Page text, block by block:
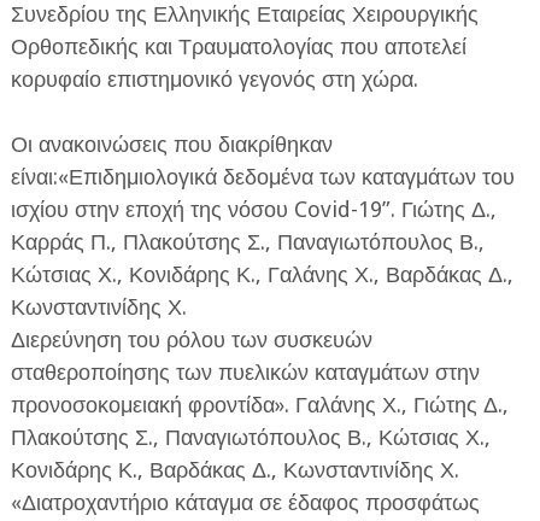
ΕΦΗΜΕΡΙΔΑ Η ΠΑΡΓΑ
ΠΛΗΡΟΦΟΡΙΕΣ
Συνεδρίου της Ελληνικής Εταιρείας Χειρουργικής
Ορθοπεδικής και Τραυματολογίας που αποτελεί
κορυφαίο επιστημονικό γεγονός στη χώρα.
Οι ανακοινώσεις που διακρίθηκαν
είναι:«Επιδημιολογικά δεδομένα των καταγμάτων του
ισχίου στην εποχή της νόσου Covid-19”. Γιώτης Δ.,
Καρράς Π., Πλακούτσης Σ., Παναγιωτόπουλος Β.,
Κώτσιας Χ., Κονιδάρης Κ., Γαλάνης Χ., Βαρδάκας Δ.,
Κωνσταντινίδης Χ.
Διερεύνηση του ρόλου των συσκευών
σταθεροποίησης των πυελικών καταγμάτων στην
προνοσοκομειακή φροντίδα». Γαλάνης Χ., Γιώτης Δ.,
Πλακούτσης Σ., Παναγιωτόπουλος Β., Κώτσιας Χ.,
Κονιδάρης Κ., Βαρδάκας Δ., Κωνσταντινίδης Χ.
«Διατροχαντήριο κάταγμα σε έδαφος προσφάτως